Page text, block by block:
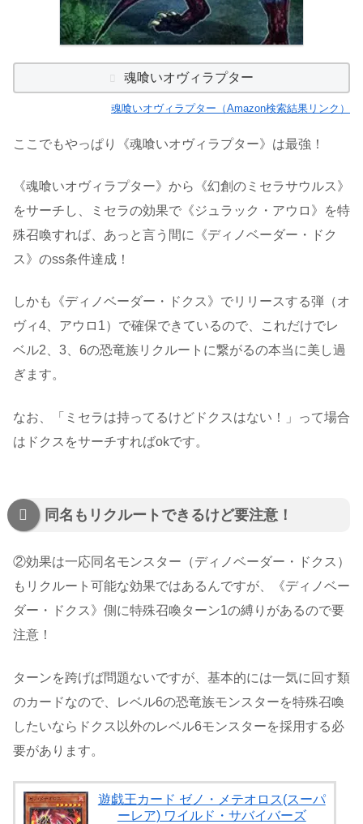
魂喰いオヴィラプター
魂喰いオヴィラプター（Amazon検索結果リンク）
ここでもやっぱり《魂喰いオヴィラプター》は最強！
《魂喰いオヴィラプター》から《幻創のミセラサウルス》
をサーチし、ミセラの効果で《ジュラック・アウロ》を特
殊召喚すれば、あっと言う間に《ディノベーダー・ドク
ス》のss条件達成！
しかも《ディノベーダー・ドクス》でリリースする弾（オ
ヴィ4、アウロ1）で確保できているので、これだけでレ
ベル2、3、6の恐竜族リクルートに繋がるの本当に美し過
ぎます。
なお、「ミセラは持ってるけどドクスはない！」って場合
はドクスをサーチすればokです。
同名もリクルートできるけど要注意！
②効果は一応同名モンスター（ディノベーダー・ドクス）
もリクルート可能な効果ではあるんですが、《ディノベー
ダー・ドクス》側に特殊召喚ターン1の縛りがあるので要
注意！
ターンを跨げば問題ないですが、基本的には一気に回す類
のカードなので、レベル6の恐竜族モンスターを特殊召喚
したいならドクス以外のレベル6モンスターを採用する必
要があります。
遊戯王カード ゼノ・メテオロス(スーパ
ーレア) ワイルド・サバイバーズ